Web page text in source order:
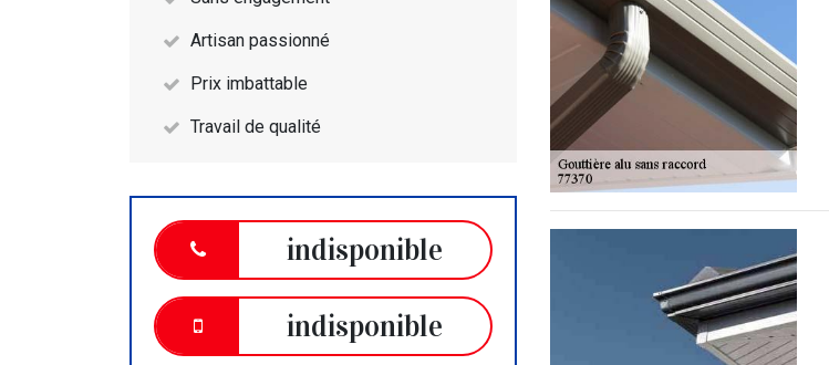
Artisan passionné
Prix imbattable
Travail de qualité
indisponible
indisponible